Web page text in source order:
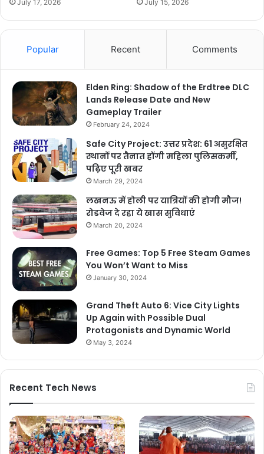
July 17, 2026 July 15, 2026
Popular Recent Comments
Elden Ring: Shadow of the Erdtree DLC
Lands Release Date and New
Gameplay Trailer
February 24, 2024
Safe City Project: उत्तर प्रदेश: 61 असुरक्षित
स्थानों पर तैनात होंगी महिला पुलिसकर्मी,
पढ़िए पूरी खबर
March 29, 2024
लखनऊ में होली पर यात्रियों की होगी मौज!
रोडवेज दे रहा ये खास सुविधाएं
March 20, 2024
Free Games: Top 5 Free Steam Games
You Won’t Want to Miss
January 30, 2024
Grand Theft Auto 6: Vice City Lights
Up Again with Possible Dual
Protagonists and Dynamic World
May 3, 2024
Recent Tech News